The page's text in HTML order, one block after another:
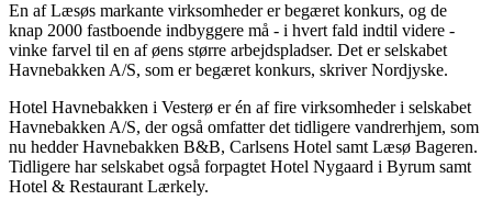
En af Læsøs markante virksomheder er begæret konkurs, og de
knap 2000 fastboende indbyggere må - i hvert fald indtil videre -
vinke farvel til en af øens større arbejdspladser. Det er selskabet
Havnebakken A/S, som er begæret konkurs, skriver Nordjyske.
Hotel Havnebakken i Vesterø er én af fire virksomheder i selskabet
Havnebakken A/S, der også omfatter det tidligere vandrerhjem, som
nu hedder Havnebakken B&B, Carlsens Hotel samt Læsø Bageren.
Tidligere har selskabet også forpagtet Hotel Nygaard i Byrum samt
Hotel & Restaurant Lærkely.